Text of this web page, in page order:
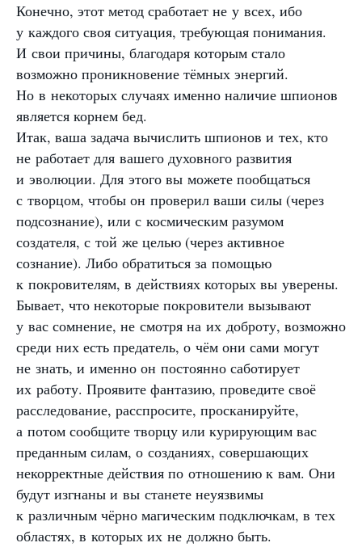
Конечно, этот метод сработает не у всех, ибо
у каждого своя ситуация, требующая понимания.
И свои причины, благодаря которым стало
возможно проникновение тёмных энергий.
Но в некоторых случаях именно наличие шпионов
является корнем бед.
Итак, ваша задача вычислить шпионов и тех, кто
не работает для вашего духовного развития
и эволюции. Для этого вы можете пообщаться
с творцом, чтобы он проверил ваши силы (через
подсознание), или с космическим разумом
создателя, с той же целью (через активное
сознание). Либо обратиться за помощью
к покровителям, в действиях которых вы уверены.
Бывает, что некоторые покровители вызывают
у вас сомнение, не смотря на их доброту, возможно
среди них есть предатель, о чём они сами могут
не знать, и именно он постоянно саботирует
их работу. Проявите фантазию, проведите своё
расследование, расспросите, просканируйте,
а потом сообщите творцу или курирующим вас
преданным силам, о созданиях, совершающих
некорректные действия по отношению к вам. Они
будут изгнаны и вы станете неуязвимы
к различным чёрно магическим подключкам, в тех
областях, в которых их не должно быть.